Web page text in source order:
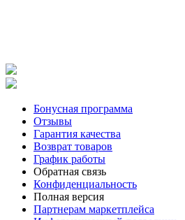
Бонусная программа
Отзывы
Гарантия качества
Возврат товаров
График работы
Обратная связь
Конфиденциальность
Полная версия
Партнерам маркетплейса